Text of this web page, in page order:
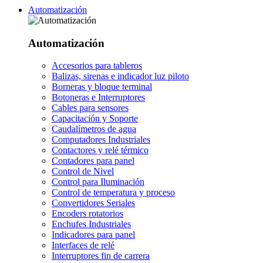
Automatización
Automatización
Accesorios para tableros
Balizas, sirenas e indicador luz piloto
Borneras y bloque terminal
Botoneras e Interruptores
Cables para sensores
Capacitación y Soporte
Caudalímetros de agua
Computadores Industriales
Contactores y relé térmico
Contadores para panel
Control de Nivel
Control para Iluminación
Control de temperatura y proceso
Convertidores Seriales
Encoders rotatorios
Enchufes Industriales
Indicadores para panel
Interfaces de relé
Interruptores fin de carrera